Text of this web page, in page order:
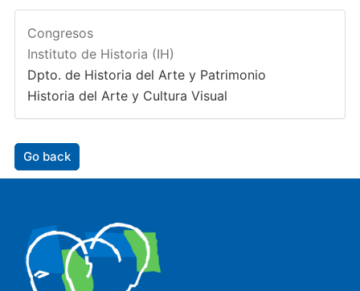
Congresos
Instituto de Historia (IH)
Dpto. de Historia del Arte y Patrimonio
Historia del Arte y Cultura Visual
Go back